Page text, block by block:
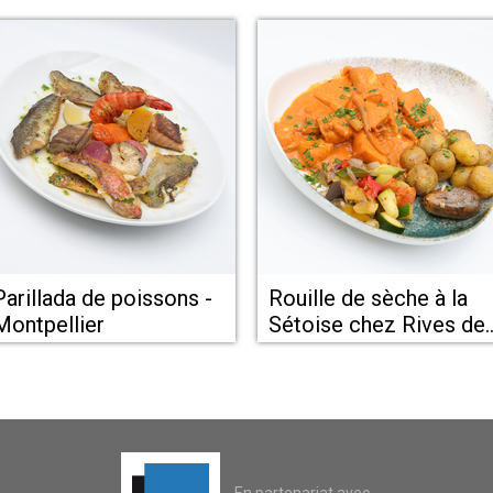
de poissons -
Rouille de sèche à la
Sétoise chez Rives de
Thau Bouzigues